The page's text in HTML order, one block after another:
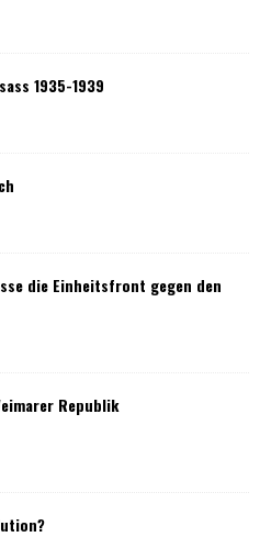
1935-1939
die Einheitsfront gegen den
Republik